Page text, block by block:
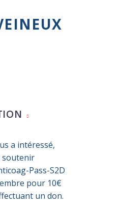
a intéressé,
soutenir
Pass-S2D
pour 10€
un don.